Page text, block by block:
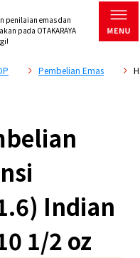
penilaian emas dan
pada OTAKARAYA
Pembelian Emas
Indian
1/2 oz